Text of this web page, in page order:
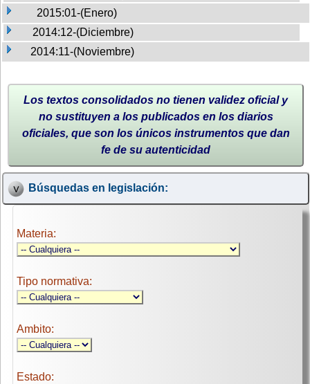
2015:01-(Enero)
2014:12-(Diciembre)
2014:11-(Noviembre)
Los textos consolidados no tienen validez oficial y
no sustituyen a los publicados en los diarios
oficiales, que son los únicos instrumentos que dan
fe de su autenticidad
Búsquedas en legislación:
Materia:
Tipo normativa:
Ambito:
Estado: